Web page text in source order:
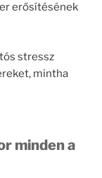
erősítésének
stressz
mintha
minden a